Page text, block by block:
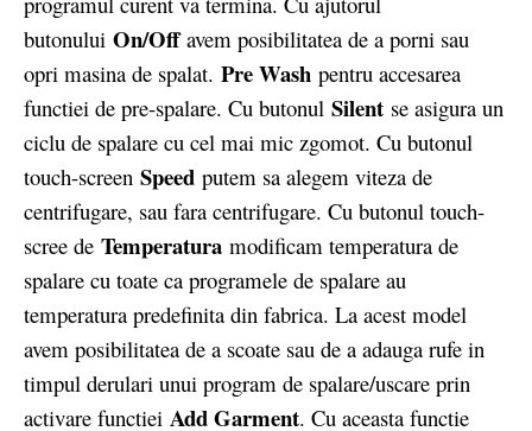
butonului On/Offavem posibilitatea de a porni sau
opri masina de spalat. Pre Wash pentru accesarea
functiei de pre-spalare. Cu butonul Silent se asigura un
ciclu de spalare cu cel mai mic zgomot. Cu butonul
touch-screen Speed putem sa alegem viteza de
centrifugare, sau fara centrifugare. Cu butonul touch-
scree de Temperatura modificam temperatura de
spalare cu toate ca programele de spalare au
temperatura predefinita din fabrica. La acest model
avem posibilitatea de a scoate sau de a adauga rufe in
timpul derulari unui program de spalare/uscare prin
activare functiei Add Garment. Cu aceasta functie